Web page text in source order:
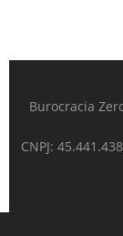
Burocracia
CNPJ: